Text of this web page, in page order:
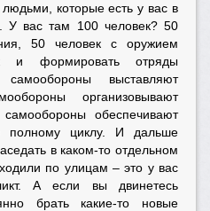
которые есть у вас в
У вас там 100 человек? 50
50 человек с оружием
и формировать отряды
выставляют
организовывают
обеспечивают
полному циклу. И дальше
в каком-то отдельном
по улицам – это у вас
А если вы двинетесь
брать какие-то новые